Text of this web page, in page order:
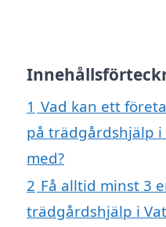
1 Vad kan ett
på trädgårdshjälp
med?
2 Få alltid minst 3
trädgårdshjälp i